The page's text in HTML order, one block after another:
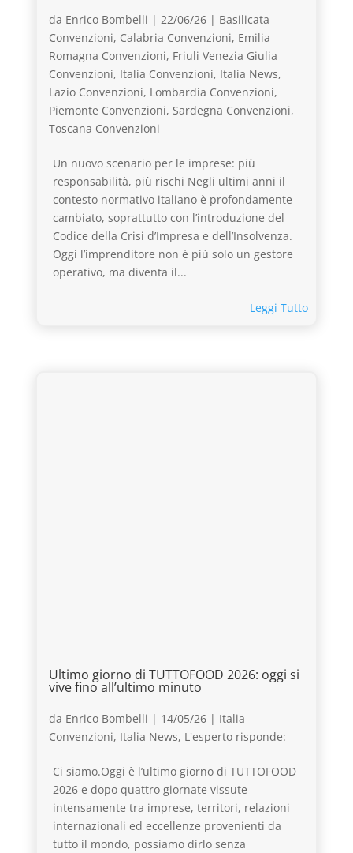
da Enrico Bombelli | 22/06/26| Basilicata
Convenzioni, Calabria Convenzioni, Emilia
Romagna Convenzioni, Friuli Venezia Giulia
Convenzioni, Italia Convenzioni, Italia News,
Lazio Convenzioni, Lombardia Convenzioni,
Piemonte Convenzioni, Sardegna Convenzioni,
Toscana Convenzioni
Un nuovo scenario per le imprese: più
responsabilità, più rischi Negli ultimi anni il
contesto normativo italiano è profondamente
cambiato, soprattutto con l’introduzione del
Codice della Crisi d’Impresa e dell’Insolvenza.
Oggi l’imprenditore non è più solo un gestore
operativo, ma diventa il...
Leggi Tutto
Ultimo giorno di TUTTOFOOD 2026: oggi si
vive fino all’ultimo minuto
da Enrico Bombelli | 14/05/26| Italia
Convenzioni, Italia News, L'esperto risponde:
Ci siamo.Oggi è l’ultimo giorno di TUTTOFOOD
2026 e dopo quattro giornate vissute
intensamente tra imprese, territori, relazioni
internazionali ed eccellenze provenienti da
tutto il mondo, possiamo dirlo senza